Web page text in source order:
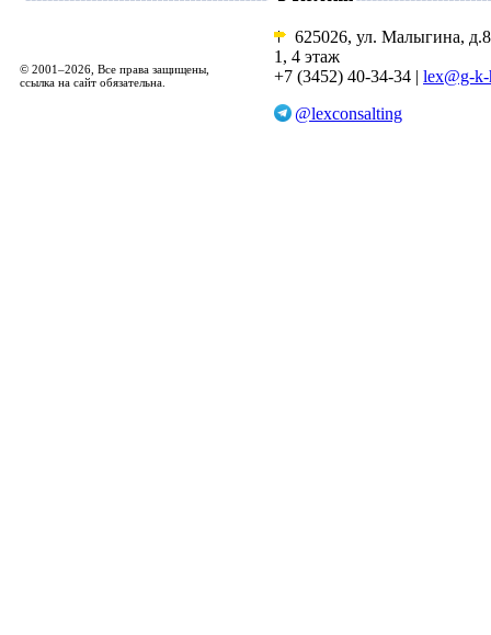
© 2001–2026, Все права защищены,
ссылка на сайт обязательна.
625026, ул. Малыгина,
1, 4 этаж
+7 (3452) 40-34-34 | lex@g-
@lexconsalting